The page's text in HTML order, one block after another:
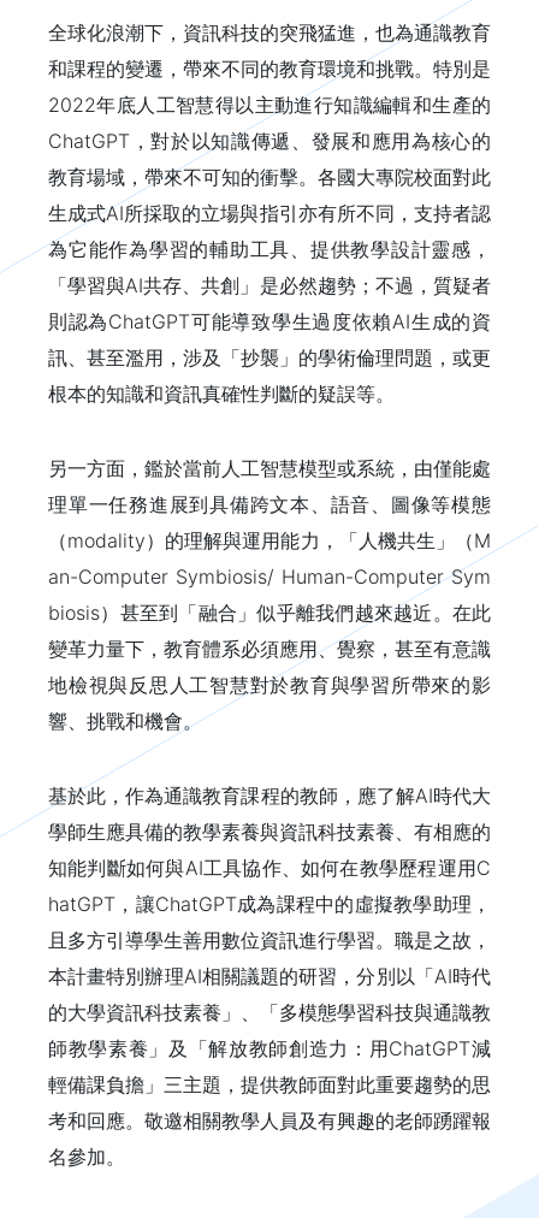
全球化浪潮下，資訊科技的突飛猛進，也為通識教育
和課程的變遷，帶來不同的教育環境和挑戰。特別是
2022年底人工智慧得以主動進行知識編輯和生產的
ChatGPT，對於以知識傳遞、發展和應用為核心的
教育場域，帶來不可知的衝擊。各國大專院校面對此
生成式AI所採取的立場與指引亦有所不同，支持者認
為它能作為學習的輔助工具、提供教學設計靈感，
「學習與AI共存、共創」是必然趨勢；不過，質疑者
則認為ChatGPT可能導致學生過度依賴AI生成的資
訊、甚至濫用，涉及「抄襲」的學術倫理問題，或更
根本的知識和資訊真確性判斷的疑誤等。
另一方面，鑑於當前人工智慧模型或系統，由僅能處
理單一任務進展到具備跨文本、語音、圖像等模態
（modality）的理解與運用能力，「人機共生」（M
an-Computer Symbiosis/ Human-Computer Sym
biosis）甚至到「融合」似乎離我們越來越近。在此
變革力量下，教育體系必須應用、覺察，甚至有意識
地檢視與反思人工智慧對於教育與學習所帶來的影
響、挑戰和機會。
基於此，作為通識教育課程的教師，應了解AI時代大
學師生應具備的教學素養與資訊科技素養、有相應的
知能判斷如何與AI工具協作、如何在教學歷程運用C
hatGPT，讓ChatGPT成為課程中的虛擬教學助理，
且多方引導學生善用數位資訊進行學習。職是之故，
本計畫特別辦理AI相關議題的研習，分別以「AI時代
的大學資訊科技素養」、「多模態學習科技與通識教
師教學素養」及「解放教師創造力：用ChatGPT減
輕備課負擔」三主題，提供教師面對此重要趨勢的思
考和回應。敬邀相關教學人員及有興趣的老師踴躍報
名參加。